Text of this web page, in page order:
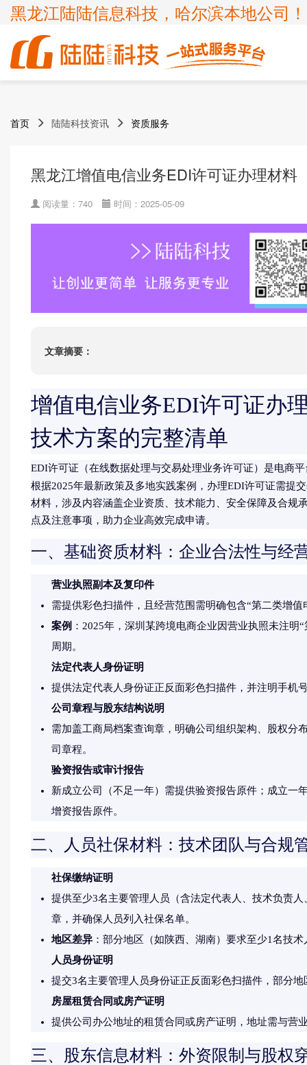
黑龙江陆陆信息科技，哈尔滨本地公司！
企业服务
APPLICATION CONDITIONS
呼叫中心业务
外资经营电信业务
诊所备案
知识产权
商标疑难
认证服务
ISO14001
ISO27001
ISO20000
FSC森林认证
ISO22000
项目申报
专精特新
首页 陆陆科技资讯 资质服务
黑龙江增值电信业务EDI许可证办理材料
阅读量：740 时间：2025-05-09
文章摘要：
增值电信业务EDI许可证办
技术方案的完整清单
EDI许可证（在线数据处理与交易处理业务许可证）是电商
根据2025年最新政策及多地实践案例，办理EDI许可证需提交
材料，涉及内容涵盖企业资质、技术能力、安全保障及合规
点及注意事项，助力企业高效完成申请。
一、基础资质材料：企业合法性与经
营业执照副本及复印件
需提供彩色扫描件，且经营范围需明确包含“第二类增
案例 ：2025年，深圳某跨境电商企业因营业执照未注
周期。
法定代表人身份证明
提供法定代表人身份证正反面彩色扫描件，并注明手机
公司章程与股东结构说明
需加盖工商局档案查询章，明确公司组织架构、股权分
司章程。
验资报告或审计报告
新成立公司（不足一年）需提供验资报告原件；成立一
增资报告原件。
二、人员社保材料：技术团队与合规
社保缴纳证明
提供至少3名主要管理人员（含法定代表人、技术负责
章，并确保人员列入社保名单。
地区差异 ：部分地区（如陕西、湖南）要求至少1名技
人员身份证明
提交3名主要管理人员身份证正反面彩色扫描件，部分
房屋租赁合同或房产证明
提供公司办公地址的租赁合同或房产证明，地址需与营
三、股东信息材料：外资限制与股权